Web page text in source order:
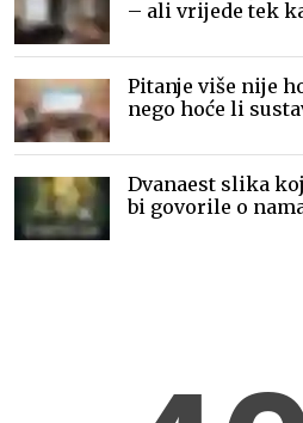
– ali vrijede tek
Pitanje više nije
nego hoće li
Dvanaest slika
bi govorile o